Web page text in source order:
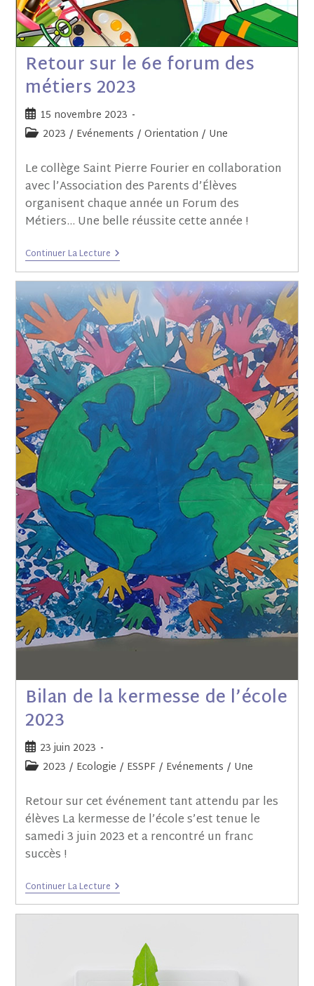
Retour sur le 6e forum des
métiers 2023
15 novembre 2023
2023 / Evénements / Orientation / Une
Le collège Saint Pierre Fourier en collaboration
avec l’Association des Parents d’Élèves
organisent chaque année un Forum des
Métiers… Une belle réussite cette année !
Continuer La Lecture
Bilan de la kermesse de l’école
2023
23 juin 2023
2023 / Ecologie / ESSPF / Evénements / Une
Retour sur cet événement tant attendu par les
élèves La kermesse de l’école s’est tenue le
samedi 3 juin 2023 et a rencontré un franc
succès !
Continuer La Lecture